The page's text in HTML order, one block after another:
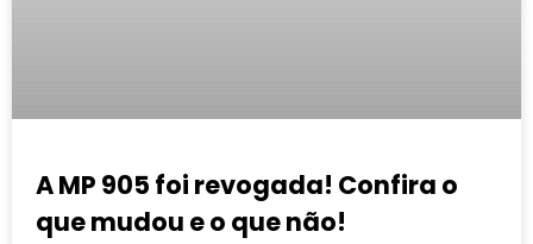
A MP 905 foi revogada! Confira o
que mudou e o que não!